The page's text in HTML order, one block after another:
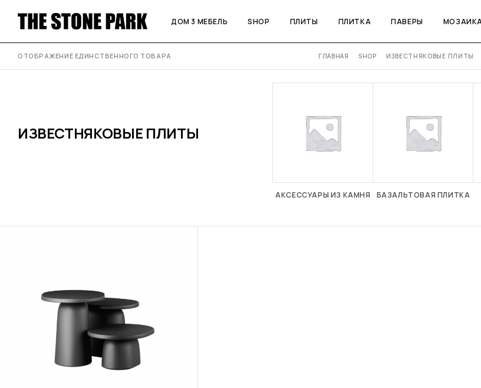
ДОМ 3 МЕБЕЛЬ SHOP ПЛИТЫ ПЛИТКА ПАВЕРЫ
ОТОБРАЖЕНИЕ ЕДИНСТВЕННОГО ТОВАРА ГЛАВНАЯ SHOP ИЗВЕСТНЯКОВЫЕ ПЛИТЫ
ИЗВЕСТНЯКОВЫЕ ПЛИТЫ
АКСЕССУАРЫ ИЗ КАМНЯ БАЗАЛЬТОВАЯ ПЛИТКА